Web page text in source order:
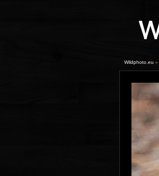
Wildphoto.eu »